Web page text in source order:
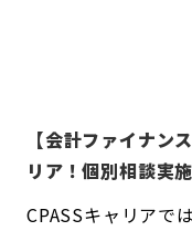
【会計ファイナン
リア！個別相談実施
CPASSキャリアで